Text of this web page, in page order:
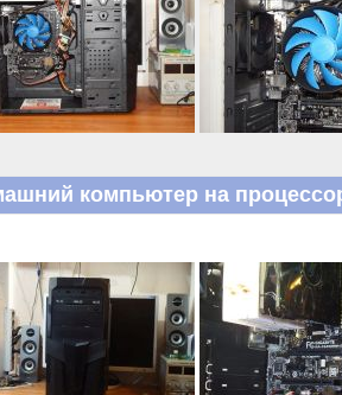
компьютер на